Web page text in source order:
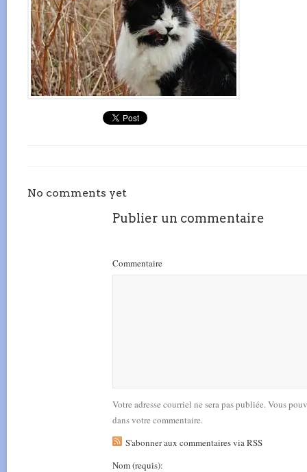
No comments yet
Publier un commentaire
Commentaire
Votre adresse courriel ne sera pas publiée. Vous
dans votre commentaire.
S'abonner aux commentaires via RSS
Nom(requis):